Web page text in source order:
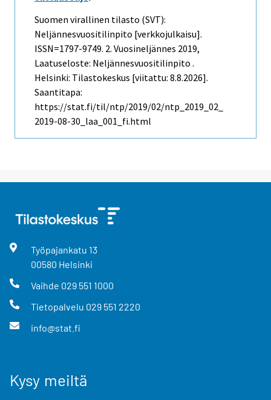
Suomen virallinen tilasto (SVT):
Neljännesvuositilinpito [verkkojulkaisu].
ISSN=1797-9749. 2. Vuosineljännes 2019,
Laatuseloste: Neljännesvuositilinpito .
Helsinki: Tilastokeskus [viitattu: 8.8.2026].
Saantitapa:
https://stat.fi/til/ntp/2019/02/ntp_2019_02_
2019-08-30_laa_001_fi.html
Työpajankatu 13
00580 Helsinki
Vaihde 029 551 1000
Tietopalvelu 029 551 2220
info@stat.fi
Kysy meiltä